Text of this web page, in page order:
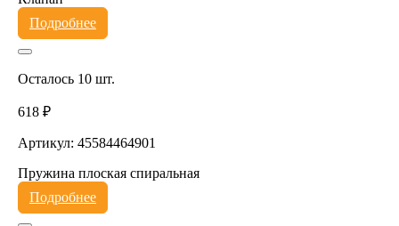
Подробнее
Осталось 10 шт.
618 ₽
Артикул: 45584464901
Пружина плоская спиральная
Подробнее